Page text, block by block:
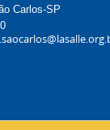
Carlos-SP